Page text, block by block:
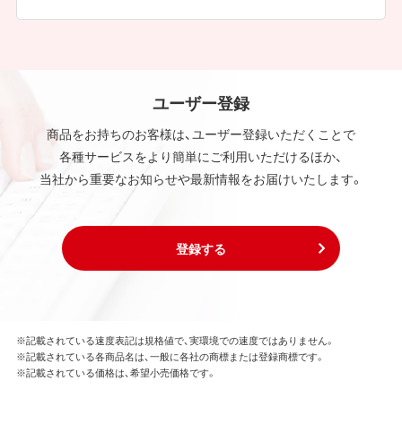
ユーザー登録
商品をお持ちのお客様は、ユーザー登録いただくことで
各種サービスをより簡単にご利用いただけるほか、
当社から重要なお知らせや最新情報をお届けいたします。
登録する
※記載されている速度表記は規格値で、実環境での速度ではありません。
※記載されている各商品名は、一般に各社の商標または登録商標です。
※記載されている価格は、希望小売価格です。